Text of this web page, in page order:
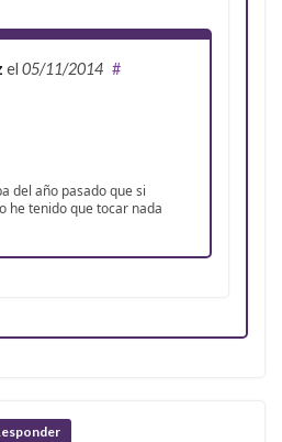
el 05/11/2014 #
del año pasado que si
he tenido que tocar nada